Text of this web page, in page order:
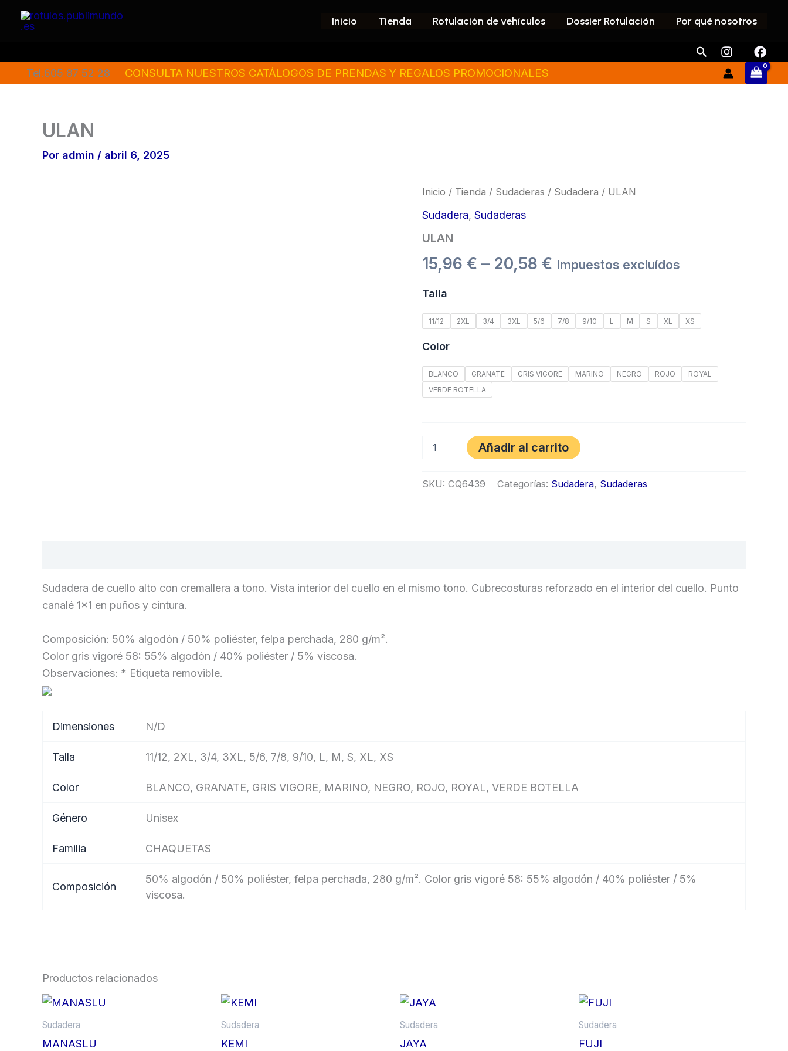
Inicio Tienda Rotulación de vehículos Dossier Rotulación Por qué nosotros
Buscar
Tel.605 87 52 28 CONSULTA NUESTROS CATÁLOGOS DE PRENDAS Y REGALOS PROMOCIONALES
ULAN
Por admin / abril 6, 2025
Inicio / Tienda / Sudaderas / Sudadera / ULAN
Sudadera, Sudaderas
ULAN
15,96 € – 20,58 €
Price
through
Impuestos excluídos
Talla
11/12 2XL 3/4 3XL 5/6 7/8 9/10 L M S XL XS
Color
BLANCO GRANATE GRIS VIGORE MARINO NEGRO ROJO
ROYAL
VERDE BOTELLA
ULAN
Añadir al carrito
SKU: CQ6439 Categorías: Sudadera, Sudaderas
Sudadera de cuello alto con cremallera a tono. Vista interior del cuello en el mismo tono. Cubrecosturas reforzado en el interior del cuello. Punto
canalé 1×1 en puños y cintura.
Composición: 50% algodón / 50% poliéster, felpa perchada, 280 g/m².
Color gris vigoré 58: 55% algodón / 40% poliéster / 5% viscosa.
Observaciones: * Etiqueta removible.
Dimensiones N/D
Talla 11/12, 2XL, 3/4, 3XL, 5/6, 7/8, 9/10, L, M, S, XL, XS
Color BLANCO, GRANATE, GRIS VIGORE, MARINO, NEGRO, ROJO, ROYAL, VERDE BOTELLA
Género Unisex
Familia CHAQUETAS
Composición
50% algodón / 50% poliéster, felpa perchada, 280 g/m². Color gris vigoré 58: 55% algodón / 40% poliéster / 5%
viscosa.
Productos relacionados
Sudadera
MANASLU
productoSudadera
KEMI
productoSudadera
JAYA
productoSudadera
FUJI